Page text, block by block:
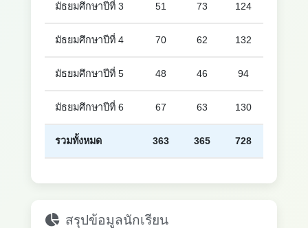
มัธยมศึกษาปีที่ 3 51 73 124
มัธยมศึกษาปีที่ 4 70 62 132
มัธยมศึกษาปีที่ 5 48 46 94
มัธยมศึกษาปีที่ 6 67 63 130
รวมทั้งหมด 363 365 728
สรุปข้อมูลนักเรียน